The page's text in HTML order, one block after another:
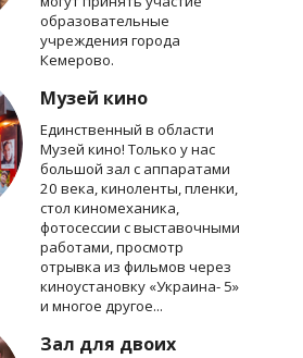
образовательные
учреждения города
Кемерово.
Музей кино
Единственный в области
Музей кино! Только у нас
большой зал с аппаратами
20 века, киноленты, пленки,
стол киномеханика,
фотосессии с выставочными
работами, просмотр
отрывка из фильмов через
киноустановку «Украина- 5»
и многое другое...
Зал для двоих